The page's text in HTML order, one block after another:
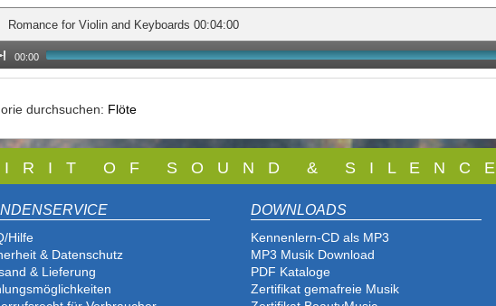
Romance for Violin and Keyboards 00:04:00
00:00
durchsuchen: Flöte
R I T O F S O U N D & S I L E N C E
Hilfe
& Datenschutz
& Lieferung
DOWNLOADS
Kennenlern-CD als MP3
MP3 Musik Download
PDF Kataloge
Zertifikat gemafreie Musik